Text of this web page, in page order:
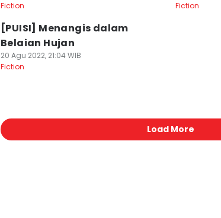
Fiction
Fiction
[PUISI] Menangis dalam
Belaian Hujan
20 Agu 2022, 21:04 WIB
Fiction
Load More